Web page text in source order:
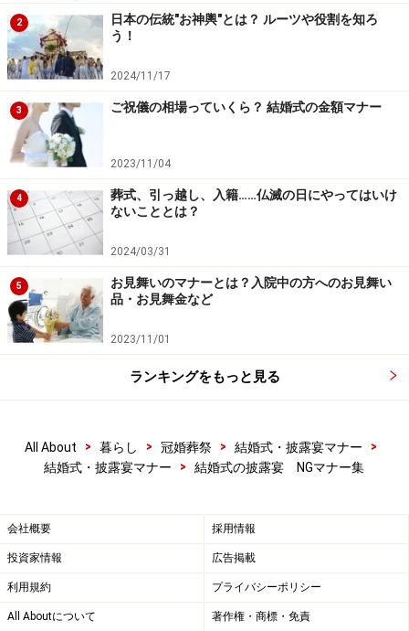
2
日本の伝統"お神輿"とは？ ルーツや役割を知ろ
う！
2024/11/17
3 ご祝儀の相場っていくら？ 結婚式の金額マナー
2023/11/04
4
葬式、引っ越し、入籍……仏滅の日にやってはいけ
ないこととは？
2024/03/31
5
お見舞いのマナーとは？入院中の方へのお見舞い
品・お見舞金など
2023/11/01
ランキングをもっと見る
All About > 暮らし > 冠婚葬祭 > 結婚式・披露宴マナー
>
結婚式・披露宴マナー
> 結婚式の披露宴 NGマナー集
会社概要 採用情報
投資家情報 広告掲載
利用規約 プライバシーポリシー
All Aboutについて 著作権・商標・免責